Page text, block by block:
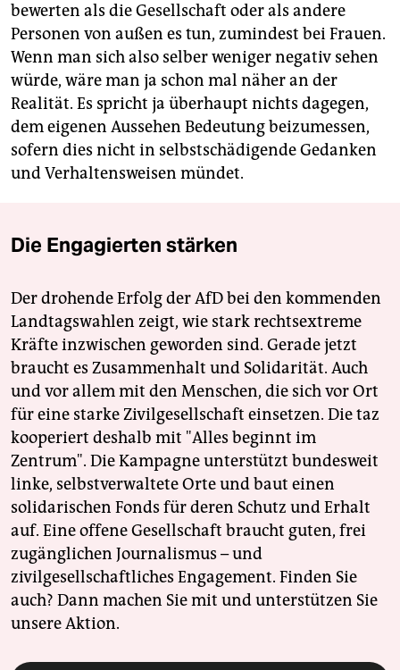
bewerten als die Gesellschaft oder als andere
Personen von außen es tun, zumindest bei Frauen.
Wenn man sich also selber weniger negativ sehen
würde, wäre man ja schon mal näher an der
Realität. Es spricht ja überhaupt nichts dagegen,
dem eigenen Aussehen Bedeutung beizumessen,
sofern dies nicht in selbstschädigende Gedanken
und Verhaltensweisen mündet.
Die Engagierten stärken
Der drohende Erfolg der AfD bei den kommenden
Landtagswahlen zeigt, wie stark rechtsextreme
Kräfte inzwischen geworden sind. Gerade jetzt
braucht es Zusammenhalt und Solidarität. Auch
und vor allem mit den Menschen, die sich vor Ort
für eine starke Zivilgesellschaft einsetzen. Die taz
kooperiert deshalb mit "Alles beginnt im
Zentrum". Die Kampagne unterstützt bundesweit
linke, selbstverwaltete Orte und baut einen
solidarischen Fonds für deren Schutz und Erhalt
auf. Eine offene Gesellschaft braucht guten, frei
zugänglichen Journalismus – und
zivilgesellschaftliches Engagement. Finden Sie
auch? Dann machen Sie mit und unterstützen Sie
unsere Aktion.